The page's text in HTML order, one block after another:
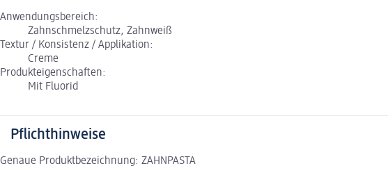
Anwendungsbereich:
Zahnschmelzschutz, Zahnweiß
Textur / Konsistenz / Applikation:
Creme
Produkteigenschaften:
Mit Fluorid
Pflichthinweise
Genaue Produktbezeichnung: ZAHNPASTA